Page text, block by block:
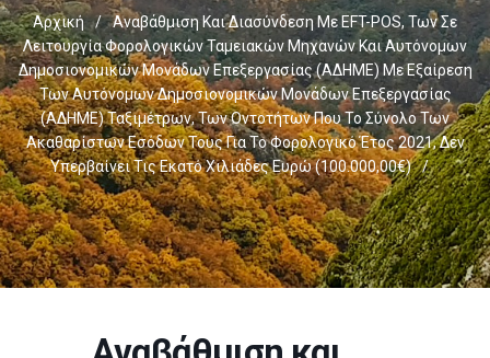
Αρχική /
Αναβάθμιση Και Διασύνδεση Με EFT-POS, Των Σε
Λειτουργία Φορολογικών Ταμειακών Μηχανών Και Αυτόνομων
Δημοσιονομικών Μονάδων Επεξεργασίας (ΑΔΗΜΕ) Με Εξαίρεση
Των Αυτόνομων Δημοσιονομικών Μονάδων Επεξεργασίας
(ΑΔΗΜΕ) Ταξιμέτρων, Των Οντοτήτων Που Το Σύνολο Των
Ακαθαρίστων Εσόδων Τους Για Το Φορολογικό Έτος 2021, Δεν
Υπερβαίνει Τις Εκατό Χιλιάδες Ευρώ (100.000,00€)
/